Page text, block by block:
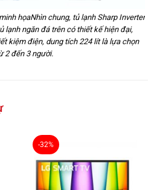
họaNhìn chung, tủ lạnh Sharp Inverter
lạnh ngăn đá trên có thiết kế hiện đại,
kiệm điện, dung tích 224 lít là lựa chọn
2 đến 3 người.
-32%